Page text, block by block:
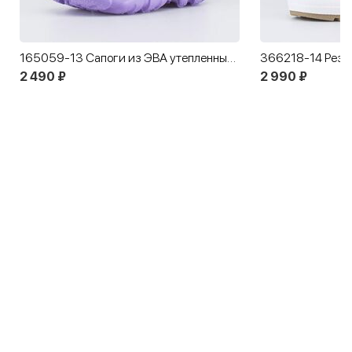
165059-13 Сапоги из ЭВА утепленные Медвежонок лаванда
2 490 ₽
366218-14
2 990 ₽